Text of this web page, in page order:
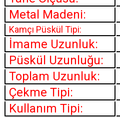
Metal Madeni:
Kamçı Püskül Tipi:
İmame Uzunluk:
Püskül Uzunluğu:
Toplam Uzunluk:
Çekme Tipi:
Kullanım Tipi: